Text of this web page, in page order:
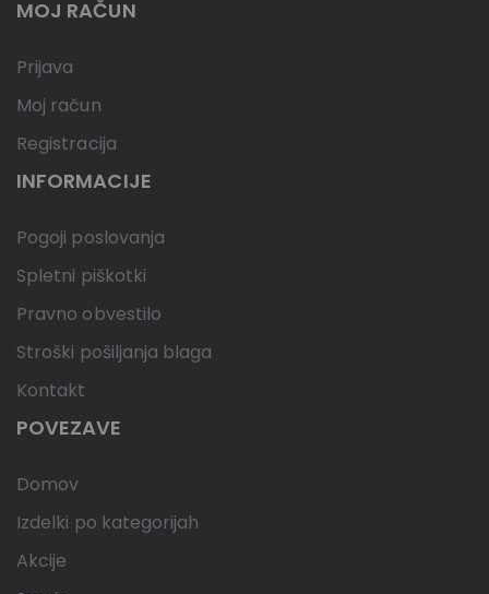
MOJ RAČUN
Prijava
Moj račun
Registracija
INFORMACIJE
Pogoji poslovanja
Spletni piškotki
Pravno obvestilo
Stroški pošiljanja blaga
Kontakt
POVEZAVE
Domov
Izdelki po kategorijah
Akcije